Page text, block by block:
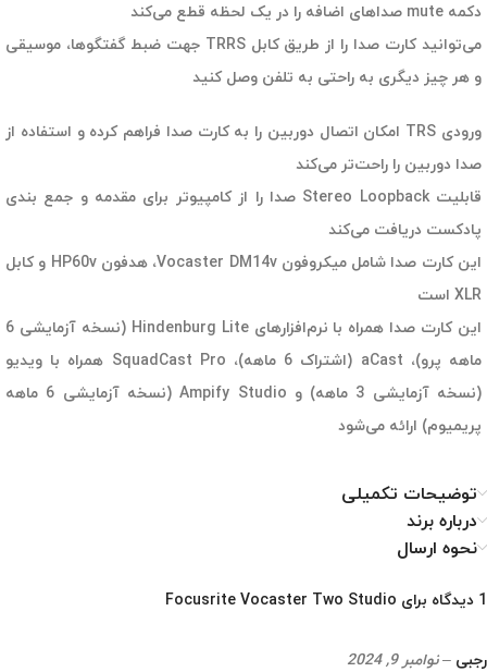
دکمه mute صداهای اضافه را در یک لحظه قطع می‌کند
می‌توانید کارت صدا را از طریق کابل TRRS جهت ضبط گفتگوها، موسیقی
و هر چیز دیگری به راحتی به تلفن وصل کنید
ورودی TRS امکان اتصال دوربین را به کارت صدا فراهم کرده و استفاده از
صدا دوربین را راحت‌تر می‌کند
قابلیت Stereo Loopback صدا را از کامپیوتر برای مقدمه و جمع بندی
پادکست دریافت می‌کند
این کارت صدا شامل میکروفون Vocaster DM14v، هدفون HP60v و کابل
XLR است
این کارت صدا همراه با نرم‌افزارهای Hindenburg Lite (نسخه آزمایشی 6
ماهه پرو)، aCast (اشتراک 6 ماهه)، SquadCast Pro همراه با ویدیو
(نسخه آزمایشی 3 ماهه) و Ampify Studio (نسخه آزمایشی 6 ماهه
پریمیوم) ارائه می‌شود
توضیحات تکمیلی
درباره برند
نحوه ارسال
1 دیدگاه برای Focusrite Vocaster Two Studio
رجبی – نوامبر 9, 2024